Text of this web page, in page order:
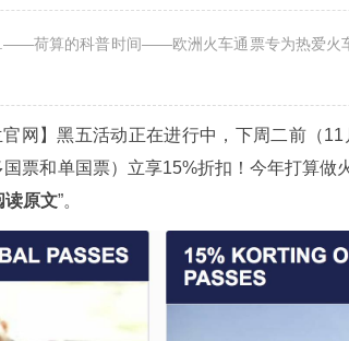
荷算的科普时间——欧洲火车通票专为热爱火
网】黑五活动正在进行中，下周二前（
票和单国票）立享15%折扣！今年打算做
读原文”。